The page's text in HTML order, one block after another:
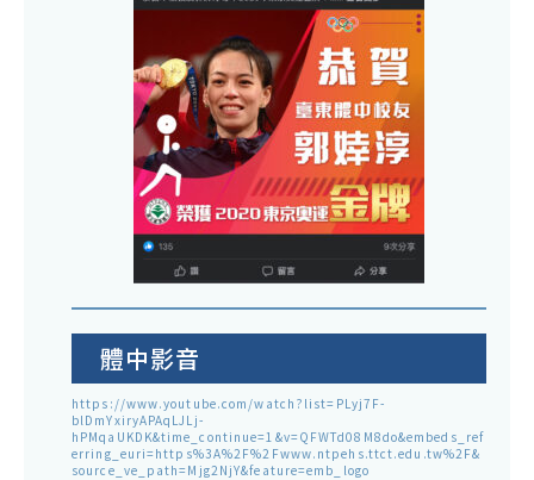
體中影音
https://www.youtube.com/watch?list=PLyj7F-
blDmYxiryAPAqLJLj-
hPMqaUKDK&time_continue=1&v=QFWTd08M8do&embeds_ref
erring_euri=https%3A%2F%2Fwww.ntpehs.ttct.edu.tw%2F&
source_ve_path=Mjg2NjY&feature=emb_logo